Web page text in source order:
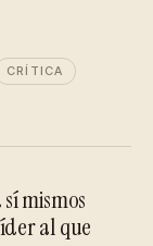
CRÍTICA
mismos
al que